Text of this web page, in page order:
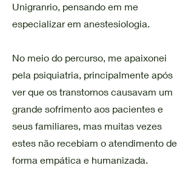
Unigranrio, pensando em me
especializar em anestesiologia.
No meio do percurso, me apaixonei
pela psiquiatria, principalmente após
ver que os transtornos causavam um
grande sofrimento aos pacientes e
seus familiares, mas muitas vezes
estes não recebiam o atendimento de
forma empática e humanizada.